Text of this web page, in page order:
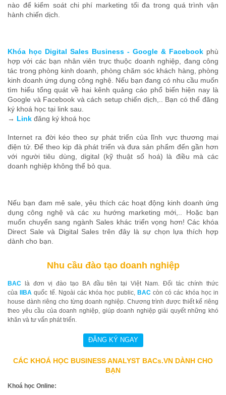
nào để kiểm soát chi phí marketing tối đa trong quá trình vận
hành chiến dịch.
Khóa học Digital Sales Business - Google & Facebook phù
hợp với các bạn nhân viên trực thuộc doanh nghiệp, đang công
tác trong phòng kinh doanh, phòng chăm sóc khách hàng, phòng
kinh doanh ứng dụng công nghệ. Nếu bạn đang có nhu cầu muốn
tìm hiểu tổng quát về hai kênh quảng cáo phổ biến hiện nay là
Google và Facebook và cách setup chiến dịch,.. Bạn có thể đăng
ký khoá học tại link sau.
→ Link đăng ký khoá học
Internet ra đời kéo theo sự phát triển của lĩnh vực thương mại
điện tử. Để theo kịp đà phát triển và đưa sản phẩm đến gần hơn
với người tiêu dùng, digital (kỹ thuật số hoá) là điều mà các
doanh nghiệp không thể bỏ qua.
Nếu bạn đam mê sale, yêu thích các hoạt động kinh doanh ứng
dụng công nghệ và các xu hướng marketing mới,.. Hoặc bạn
muốn chuyển sang ngành Sales khác triển vọng hơn! Các khóa
Direct Sale và Digital Sales trên đây là sự chọn lựa thích hợp
dành cho bạn.
Nhu cầu đào tạo doanh nghiệp
BAC là đơn vị đào tạo BA đầu tiên tại Việt Nam. Đối tác chính thức
của
IIBA quốc tế. Ngoài các khóa học public, BACcòn có các khóa học in
house dành riêng cho từng doanh nghiệp. Chương trình được thiết kế riêng
theo yêu cầu của doanh nghiệp, giúp doanh nghiệp giải quyết những khó
khăn và tư vấn phát triển.
CÁC KHOÁ HỌC BUSINESS ANALYST BACs.VN DÀNH CHO
BẠN
Khoá học Online: